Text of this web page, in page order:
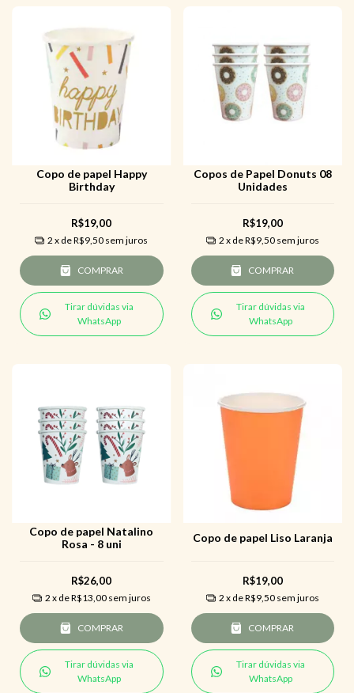
Copo de papel Happy
Birthday
R$19,00
2 x deR$9,50 sem juros
COMPRAR
Tirar dúvidas via
WhatsApp
Copos de Papel Donuts 08
Unidades
R$19,00
2 x deR$9,50 sem juros
COMPRAR
Tirar dúvidas via
WhatsApp
Copo de papel Natalino
Rosa - 8 uni
R$26,00
2 x deR$13,00 sem juros
COMPRAR
Tirar dúvidas via
WhatsApp
Copo de papel Liso Laranja
R$19,00
2 x deR$9,50 sem juros
COMPRAR
Tirar dúvidas via
WhatsApp